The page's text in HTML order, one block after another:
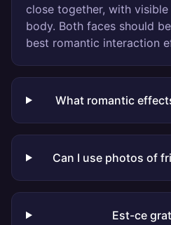
close together, with
body. Both faces should
best romantic interaction
What romantic
Can I use photos of
Est-ce